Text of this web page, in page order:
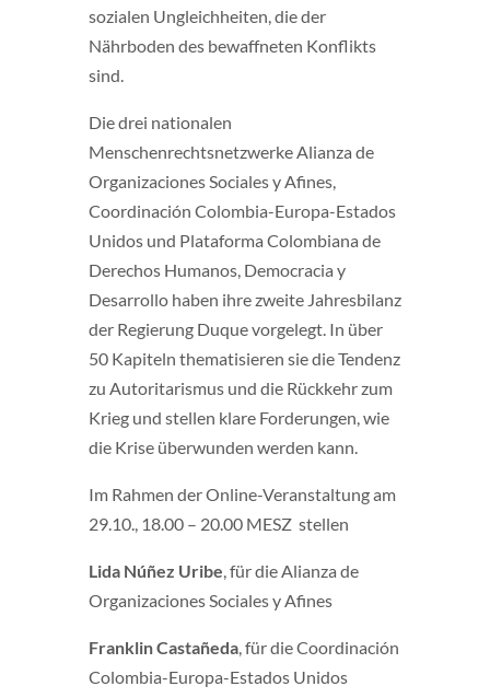
sozialen Ungleichheiten, die der
Nährboden des bewaffneten Konflikts
sind.
Die drei nationalen
Menschenrechtsnetzwerke Alianza de
Organizaciones Sociales y Afines,
Coordinación Colombia-Europa-Estados
Unidos und Plataforma Colombiana de
Derechos Humanos, Democracia y
Desarrollo haben ihre zweite Jahresbilanz
der Regierung Duque vorgelegt. In über
50 Kapiteln thematisieren sie die Tendenz
zu Autoritarismus und die Rückkehr zum
Krieg und stellen klare Forderungen, wie
die Krise überwunden werden kann.
Im Rahmen der Online-Veranstaltung am
29.10., 18.00 – 20.00 MESZ stellen
Lida Núñez Uribe, für die Alianza de
Organizaciones Sociales y Afines
Franklin Castañeda, für die Coordinación
Colombia-Europa-Estados Unidos